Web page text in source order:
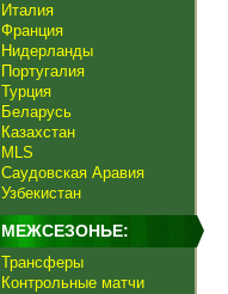
Италия
Франция
Нидерланды
Португалия
Турция
Беларусь
Казахстан
MLS
Саудовская Аравия
Узбекистан
МЕЖСЕЗОНЬЕ:
Трансферы
Контрольные матчи